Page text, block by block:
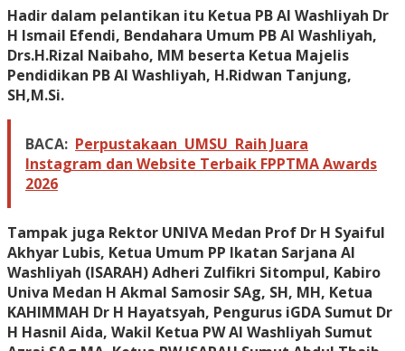
Hadir dalam pelantikan itu Ketua PB Al Washliyah Dr
H Ismail Efendi, Bendahara Umum PB Al Washliyah,
Drs.H.Rizal Naibaho, MM beserta Ketua Majelis
Pendidikan PB Al Washliyah, H.Ridwan Tanjung,
SH,M.Si.
BACA: Perpustakaan UMSU Raih Juara
Instagram dan Website Terbaik FPPTMA Awards
2026
Tampak juga Rektor UNIVA Medan Prof Dr H Syaiful
Akhyar Lubis, Ketua Umum PP Ikatan Sarjana Al
Washliyah (ISARAH) Adheri Zulfikri Sitompul, Kabiro
Univa Medan H Akmal Samosir SAg, SH, MH, Ketua
KAHIMMAH Dr H Hayatsyah, Pengurus iGDA Sumut Dr
H Hasnil Aida, Wakil Ketua PW Al Washliyah Sumut